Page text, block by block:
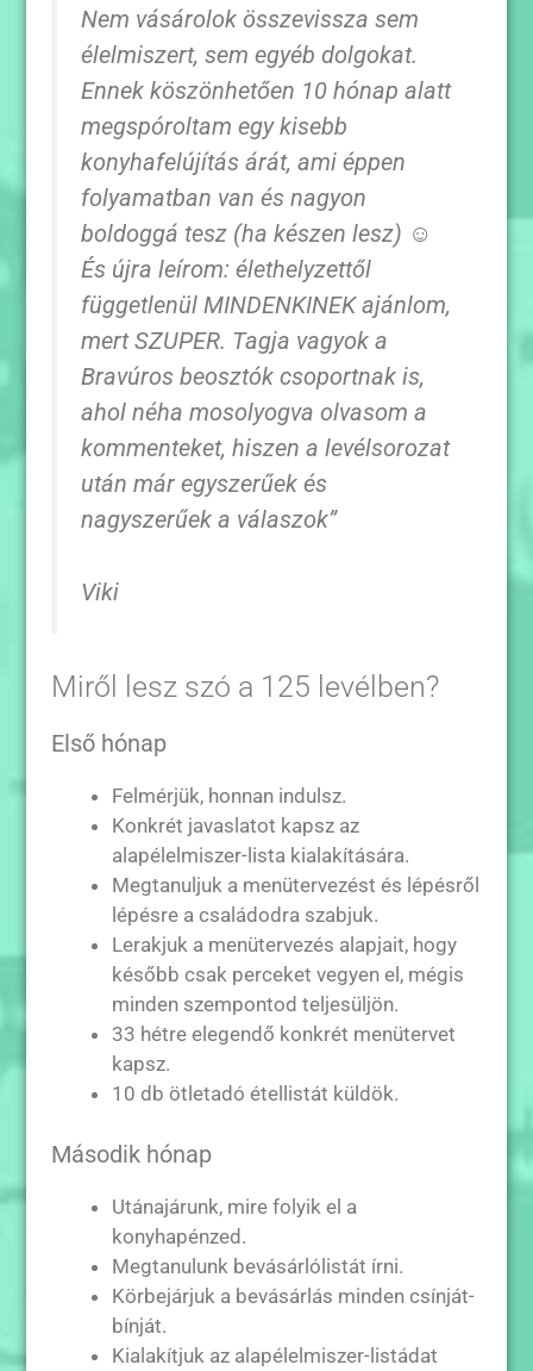
Nem vásárolok összevissza sem
élelmiszert, sem egyéb dolgokat.
Ennek köszönhetően 10 hónap alatt
megspóroltam egy kisebb
konyhafelújítás árát, ami éppen
folyamatban van és nagyon
boldoggá tesz (ha készen lesz) ☺
És újra leírom: élethelyzettől
függetlenül MINDENKINEK ajánlom,
mert SZUPER. Tagja vagyok a
Bravúros beosztók csoportnak is,
ahol néha mosolyogva olvasom a
kommenteket, hiszen a levélsorozat
után már egyszerűek és
nagyszerűek a válaszok”
Viki
Miről lesz szó a 125 levélben?
Első hónap
Felmérjük, honnan indulsz.
Konkrét javaslatot kapsz az
alapélelmiszer-lista kialakítására.
Megtanuljuk a menütervezést és lépésről
lépésre a családodra szabjuk.
Lerakjuk a menütervezés alapjait, hogy
később csak perceket vegyen el, mégis
minden szempontod teljesüljön.
33 hétre elegendő konkrét menütervet
kapsz.
10 db ötletadó étellistát küldök.
Második hónap
Utánajárunk, mire folyik el a
konyhapénzed.
Megtanulunk bevásárlólistát írni.
Körbejárjuk a bevásárlás minden csínját-
bínját.
Kialakítjuk az alapélelmiszer-listádat